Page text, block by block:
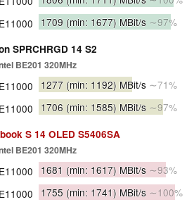
1709 (min: 1677) MBit/s ∼97%
SPRCHRGD 14 S2
BE201 320MHz
1277 (min: 1192) MBit/s ∼71%
1706 (min: 1585) MBit/s ∼97%
S 14 OLED S5406SA
BE201 320MHz
1681 (min: 1617) MBit/s ∼93%
1755 (min: 1741) MBit/s ∼100%